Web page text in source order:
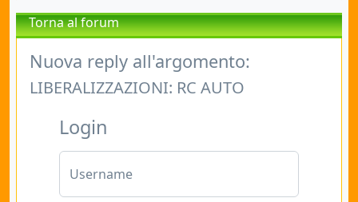
Torna al forum
Nuova reply all'argomento:
LIBERALIZZAZIONI: RC AUTO
Login
Username